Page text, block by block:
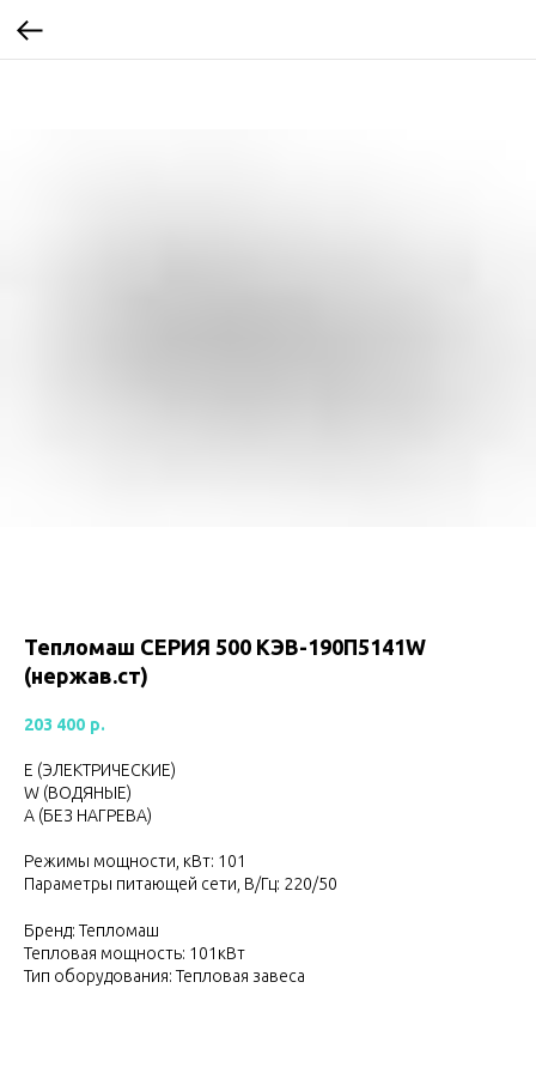
Тепломаш CЕРИЯ 500 КЭВ-190П5141W
(нержав.ст)
203 400 р.
Е (ЭЛЕКТРИЧЕСКИЕ)
W (ВОДЯНЫЕ)
А (БЕЗ НАГРЕВА)
Режимы мощности, кВт: 101
Параметры питающей сети, В/Гц: 220/50
Бренд: Тепломаш
Тепловая мощность: 101кВт
Тип оборудования: Тепловая завеса